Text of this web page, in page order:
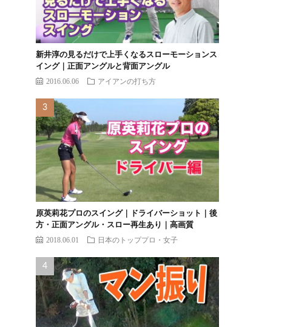
新井淳の見るだけで上手くなるスローモーションス
イング｜正面アングルと背面アングル
2016.06.06 アイアンの打ち方
原英莉花プロのスイング｜ドライバーショット｜後
方・正面アングル・スロー再生あり｜高画質
2018.06.01 日本のトッププロ・女子